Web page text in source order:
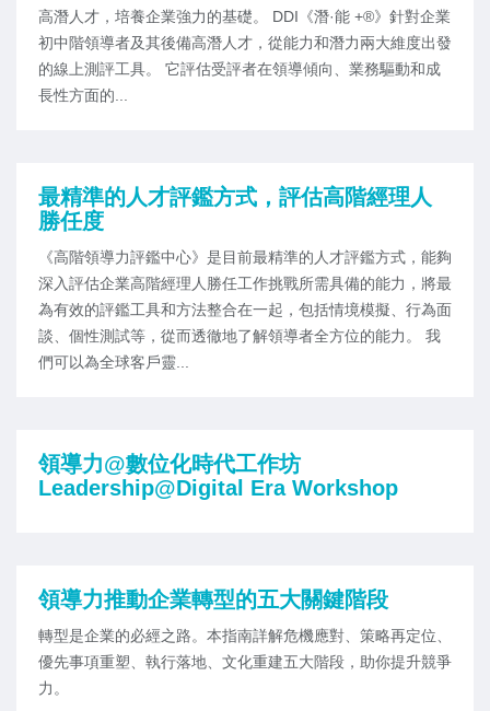
高潛人才，培養企業強力的基礎。 DDI《潛·能 +®》針對企業
初中階領導者及其後備高潛人才，從能力和潛力兩大維度出發
的線上測評工具。 它評估受評者在領導傾向、業務驅動和成
長性方面的...
最精準的人才評鑑方式，評估高階經理人
勝任度
《高階領導力評鑑中心》是目前最精準的人才評鑑方式，能夠
深入評估企業高階經理人勝任工作挑戰所需具備的能力，將最
為有效的評鑑工具和方法整合在一起，包括情境模擬、行為面
談、個性測試等，從而透徹地了解領導者全方位的能力。 我
們可以為全球客戶靈...
領導力@數位化時代工作坊
Leadership@Digital Era Workshop
領導力推動企業轉型的五大關鍵階段
轉型是企業的必經之路。本指南詳解危機應對、策略再定位、
優先事項重塑、執行落地、文化重建五大階段，助你提升競爭
力。